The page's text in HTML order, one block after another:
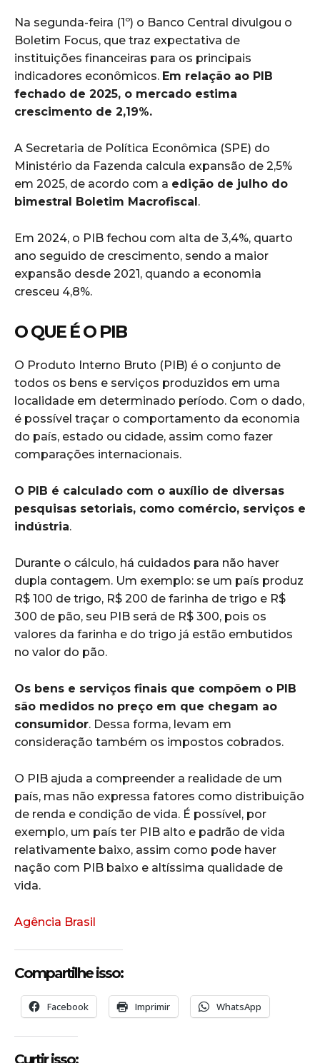
Na segunda-feira (1º) o Banco Central divulgou o
Boletim Focus, que traz expectativa de
instituições financeiras para os principais
indicadores econômicos. Em relação ao PIB
fechado de 2025, o mercado estima
crescimento de 2,19%.
A Secretaria de Política Econômica (SPE) do
Ministério da Fazenda calcula expansão de 2,5%
em 2025, de acordo com a edição de julho do
bimestral Boletim Macrofiscal.
Em 2024, o PIB fechou com alta de 3,4%, quarto
ano seguido de crescimento, sendo a maior
expansão desde 2021, quando a economia
cresceu 4,8%.
O QUE É O PIB
O Produto Interno Bruto (PIB) é o conjunto de
todos os bens e serviços produzidos em uma
localidade em determinado período. Com o dado,
é possível traçar o comportamento da economia
do país, estado ou cidade, assim como fazer
comparações internacionais.
O PIB é calculado com o auxílio de diversas
pesquisas setoriais, como comércio, serviços e
indústria.
Durante o cálculo, há cuidados para não haver
dupla contagem. Um exemplo: se um país produz
R$ 100 de trigo, R$ 200 de farinha de trigo e R$
300 de pão, seu PIB será de R$ 300, pois os
valores da farinha e do trigo já estão embutidos
no valor do pão.
Os bens e serviços finais que compõem o PIB
são medidos no preço em que chegam ao
consumidor. Dessa forma, levam em
consideração também os impostos cobrados.
O PIB ajuda a compreender a realidade de um
país, mas não expressa fatores como distribuição
de renda e condição de vida. É possível, por
exemplo, um país ter PIB alto e padrão de vida
relativamente baixo, assim como pode haver
nação com PIB baixo e altíssima qualidade de
vida.
Agência Brasil
Compartilhe isso:
Facebook Imprimir WhatsApp
Curtir isso: